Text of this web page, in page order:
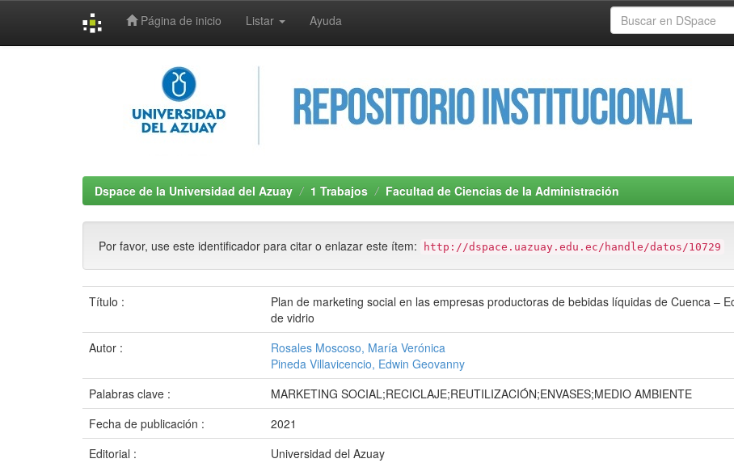
Página de inicio Listar Ayuda
Dspace de la Universidad del Azuay 1 Trabajos Facultad de Ciencias de la Administración
Por favor, use este identificador para citar o enlazar este ítem: http://dspace.uazuay.edu.ec/handle/datos/10729
Título :
Plan de marketing social en las empresas productoras de bebidas líquidas de Cuenca –
de vidrio
Autor :
Rosales Moscoso, María Verónica
Pineda Villavicencio, Edwin Geovanny
Palabras clave :
MARKETING SOCIAL;RECICLAJE;REUTILIZACIÓN;ENVASES;MEDIO AMBIENTE
Fecha de publicación :
2021
Editorial :
Universidad del Azuay